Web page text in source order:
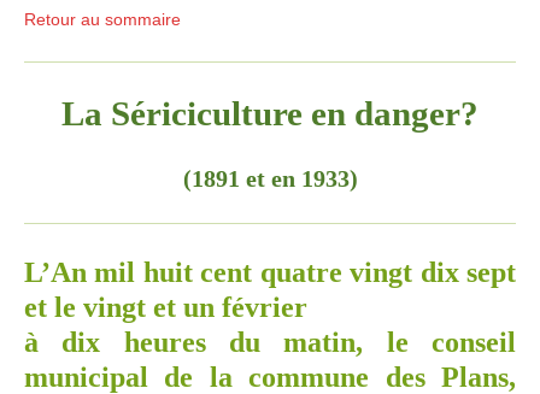
Retour au sommaire
La Sériciculture en danger?
(1891 et en 1933)
L’An mil huit cent quatre vingt dix sept
et le vingt et un février
à dix heures du matin, le conseil
municipal de la commune des Plans,